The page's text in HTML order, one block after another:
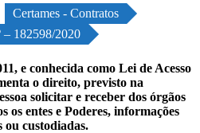
Certames - Contratos
– 182598/2020
e conhecida como Lei de Acesso
o direito, previsto na
solicitar e receber dos órgãos
os entes e Poderes, informações
ou custodiadas.